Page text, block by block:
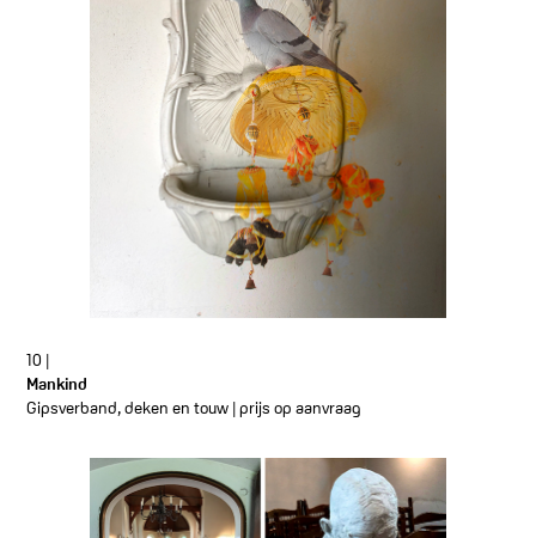
10 |
Mankind
Gipsverband, deken en touw | prijs op aanvraag